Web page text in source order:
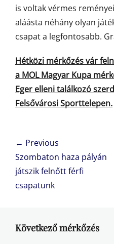
is voltak vérmes
aláásta néhány olyan
csapat a legfontosabb.
Hétközi mérkőzés vár
a MOL Magyar Kupa
Eger elleni találkozó
Felsővárosi Sporttelepen.
Bejegyzés
navigáció
← Previous
Previous
post:
Szombaton haza pályán
játszik felnőtt férfi
csapatunk
Következő mérkőzés